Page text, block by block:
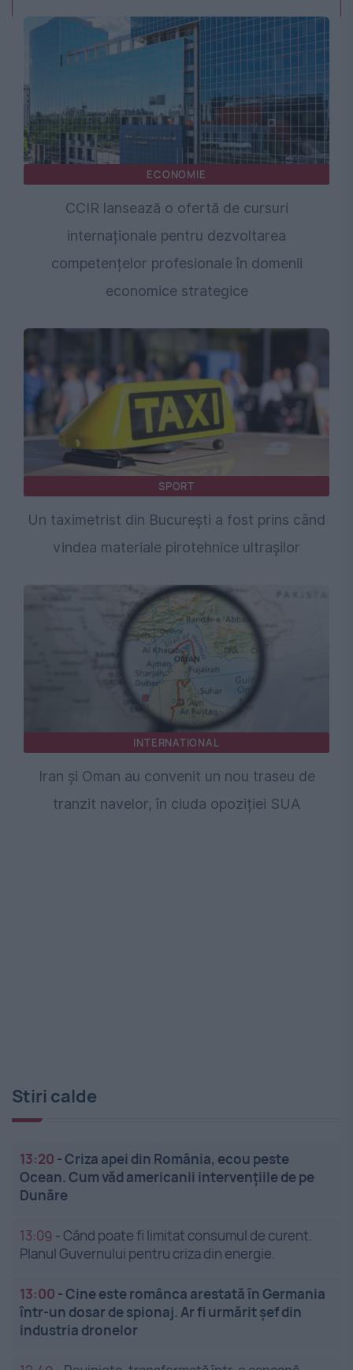
ECONOMIE
CCIR lansează o ofertă de cursuri
internaționale pentru dezvoltarea
competențelor profesionale în domenii
economice strategice
SPORT
Un taximetrist din București a fost prins când
vindea materiale pirotehnice ultrașilor
INTERNATIONAL
Iran și Oman au convenit un nou traseu de
tranzit navelor, în ciuda opoziției SUA
Stiri calde
13:20 -Criza apei din România, ecou peste
Ocean. Cum văd americanii intervențiile de pe
Dunăre
13:09 -Când poate fi limitat consumul de curent.
Planul Guvernului pentru criza din energie.
13:00 -Cine este românca arestată în Germania
într-un dosar de spionaj. Ar fi urmărit șef din
industria dronelor